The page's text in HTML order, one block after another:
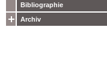
Bibliographie
Archiv